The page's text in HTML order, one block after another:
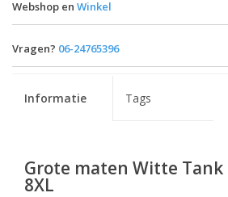
Webshop en Winkel
Vragen? 06-24765396
Informatie Tags
Grote maten Witte Tank
8XL